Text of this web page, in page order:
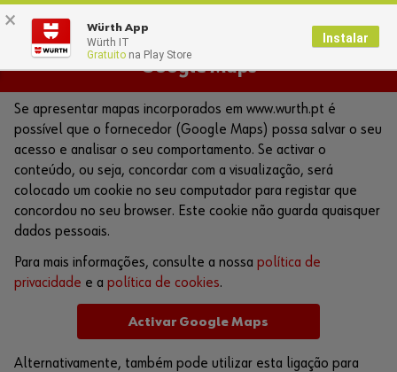
Google Maps
Se apresentar mapas incorporados em www.wurth.pt é
possível que o fornecedor (Google Maps) possa salvar o seu
acesso e analisar o seu comportamento. Se activar o
conteúdo, ou seja, concordar com a visualização, será
colocado um cookie no seu computador para registar que
concordou no seu browser. Este cookie não guarda quaisquer
dados pessoais.
Para mais informações, consulte a nossa política de
privacidade e a política de cookies.
Activar Google Maps
Alternativamente, também pode utilizar esta ligação para
× Würth App
Würth IT
Gratuito na Play Store
Instalar